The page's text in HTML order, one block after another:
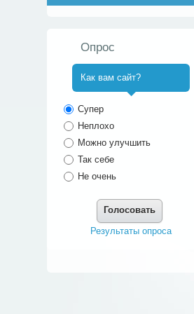
Опрос
Как вам сайт?
Супер
Неплохо
Можно улучшить
Так себе
Не очень
Голосовать
Результаты опроса